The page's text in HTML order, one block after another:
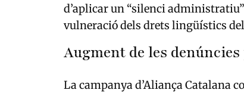
d’aplicar un “silenci
vulneració dels drets lingüístics
Augment de les
La campanya d’Aliança Catalana